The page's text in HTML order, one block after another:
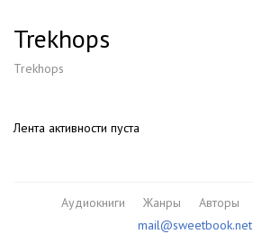
Trekhops
Trekhops
Лента активности пуста
Аудиокниги Жанры Авторы
mail@sweetbook.net